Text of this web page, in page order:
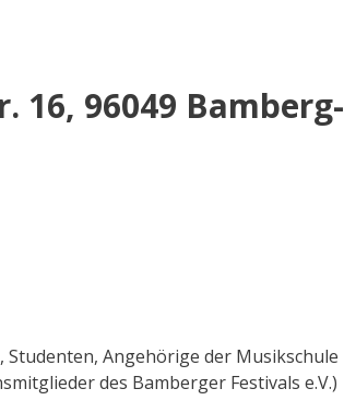
96049 Bamberg-
Angehörige der Musikschule
des Bamberger Festivals e.V.)